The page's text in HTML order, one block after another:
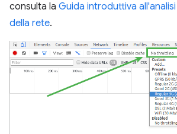
consulta la Guida introduttiva
della rete.